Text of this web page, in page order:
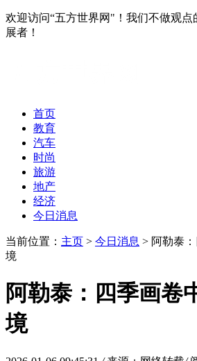
欢迎访问“五方世界网"！我们不做观点
展者！
首页
教育
汽车
时尚
旅游
地产
经济
今日消息
当前位置： 主页 > 今日消息 > 阿勒泰
境
阿勒泰：四季画卷
境